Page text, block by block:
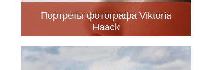
Портреты фотографа Viktoria
Haack